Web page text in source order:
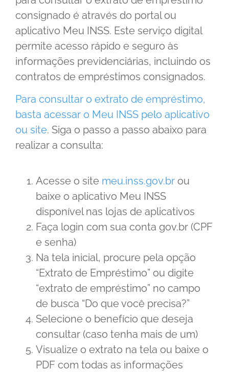
consignado é através do portal ou
aplicativo Meu INSS. Este serviço digital
permite acesso rápido e seguro às
informações previdenciárias, incluindo os
contratos de empréstimos consignados.
Para consultar o extrato de empréstimo,
basta acessar o Meu INSS pelo aplicativo
ou site. Siga o passo a passo abaixo para
realizar a consulta:
Acesse o site meu.inss.gov.br ou
baixe o aplicativo Meu INSS
disponível nas lojas de aplicativos
Faça login com sua conta gov.br (CPF
e senha)
Na tela inicial, procure pela opção
“Extrato de Empréstimo” ou digite
“extrato de empréstimo” no campo
de busca “Do que você precisa?”
Selecione o benefício que deseja
consultar (caso tenha mais de um)
Visualize o extrato na tela ou baixe o
PDF com todas as informações